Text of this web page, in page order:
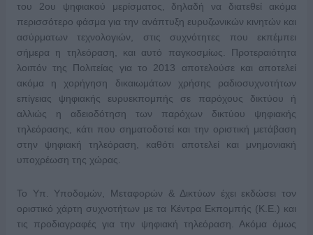
του 2ου ψηφιακού μερίσματος, δηλαδή να διατεθεί ακόμα
περισσότερο φάσμα για την ανάπτυξη ευρυζωνικών κινητών και
ασύρματων τεχνολογιών, στις συχνότητες που εκπέμπει
σήμερα η τηλεόραση, και αυτό παγκοσμίως. Προτεραιότητα
λοιπόν της Πολιτείας για το 2013 αποτελούσε και αποτελεί
ακόμα η χορήγηση δικαιωμάτων χρήσης ραδιοσυχνοτήτων
επίγειας ψηφιακής ευρυεκπομπής σε παρόχους δικτύου ή
αλλιώς η αδειοδότηση των παρόχων δικτύου ψηφιακής
τηλεόρασης, κάτι που σηματοδοτεί και την οριστική μετάβαση
στην ψηφιακή τηλεόραση, καθότι αποτελεί και μνημονιακή
υποχρέωση της χώρας.
Το Υπ. Υποδομών, Μεταφορών & Δικτύων έχει εκδώσει τον
οριστικό χάρτη συχνοτήτων με τα Κέντρα Εκπομπής (Κ.Ε.) και
τις προδιαγραφές για την ψηφιακή τηλεόραση. Ακόμα όμως